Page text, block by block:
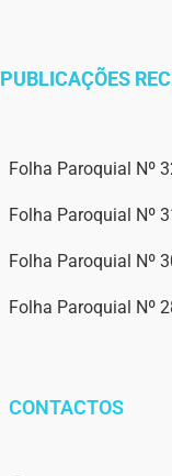
PUBLICAÇÕES
Folha Paroquial Nº
Folha Paroquial Nº
Folha Paroquial Nº
Folha Paroquial Nº
CONTACTOS